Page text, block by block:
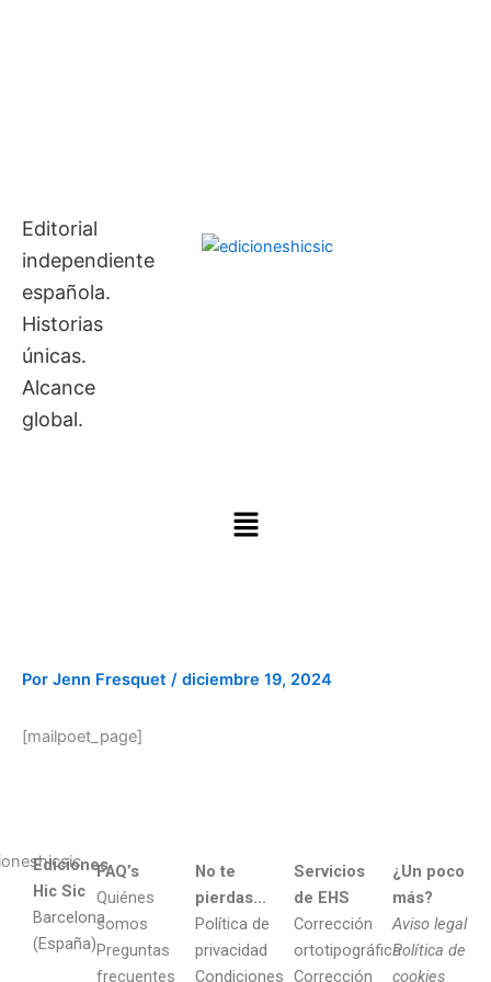
Editorial
independiente
española.
Historias
únicas.
Alcance
global.
Menú
Por Jenn Fresquet / diciembre 19, 2024
[mailpoet_page]
Ediciones
Hic Sic
Barcelona
(España)
FAQ’s
Quiénes
somos
Preguntas
frecuentes
No te
pierdas…
Política de
privacidad
Condiciones
Servicios
de EHS
Corrección
ortotipográfica
Corrección
¿Un poco
más?
Aviso legal
Política de
cookies